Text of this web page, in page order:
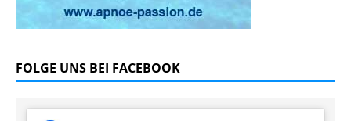
FOLGE UNS BEI FACEBOOK